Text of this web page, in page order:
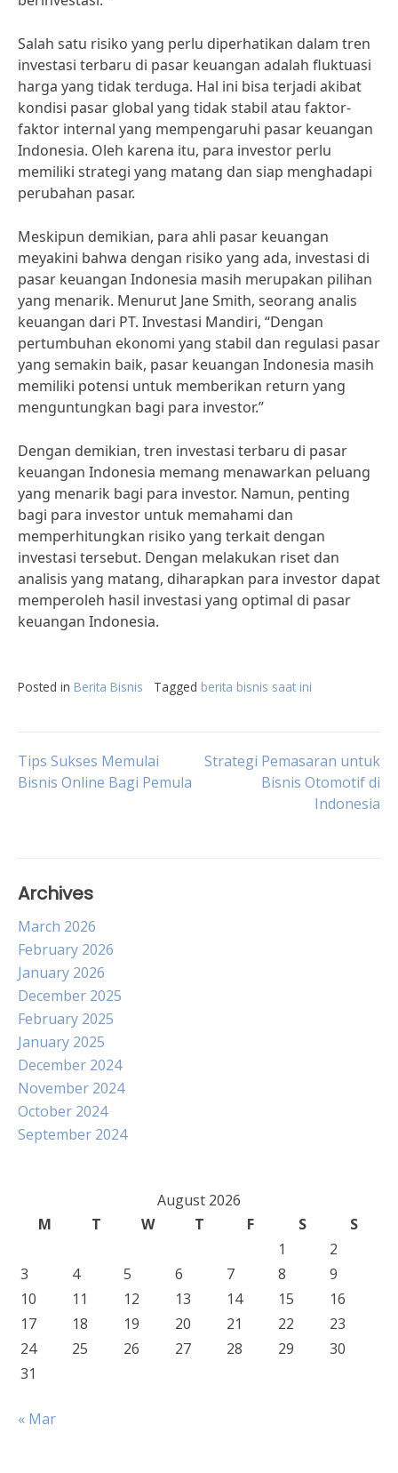
Salah satu risiko yang perlu diperhatikan dalam tren
investasi terbaru di pasar keuangan adalah fluktuasi
harga yang tidak terduga. Hal ini bisa terjadi akibat
kondisi pasar global yang tidak stabil atau faktor-
faktor internal yang mempengaruhi pasar keuangan
Indonesia. Oleh karena itu, para investor perlu
memiliki strategi yang matang dan siap menghadapi
perubahan pasar.
Meskipun demikian, para ahli pasar keuangan
meyakini bahwa dengan risiko yang ada, investasi di
pasar keuangan Indonesia masih merupakan pilihan
yang menarik. Menurut Jane Smith, seorang analis
keuangan dari PT. Investasi Mandiri, “Dengan
pertumbuhan ekonomi yang stabil dan regulasi pasar
yang semakin baik, pasar keuangan Indonesia masih
memiliki potensi untuk memberikan return yang
menguntungkan bagi para investor.”
Dengan demikian, tren investasi terbaru di pasar
keuangan Indonesia memang menawarkan peluang
yang menarik bagi para investor. Namun, penting
bagi para investor untuk memahami dan
memperhitungkan risiko yang terkait dengan
investasi tersebut. Dengan melakukan riset dan
analisis yang matang, diharapkan para investor dapat
memperoleh hasil investasi yang optimal di pasar
keuangan Indonesia.
Posted in Berita Bisnis Tagged berita bisnis saat ini
Post
Tips Sukses Memulai
Bisnis Online Bagi Pemula
Strategi Pemasaran untuk
Bisnis Otomotif di
Indonesia
Archives
March 2026
February 2026
January 2026
December 2025
February 2025
January 2025
December 2024
November 2024
October 2024
September 2024
August 2026
M
T W T F S
S
1
2
3
4 5 6 7 8
9
10
11 12 13 14 15
16
17
18 19 20 21 22
23
24
25 26 27 28 29
30
31
« Mar